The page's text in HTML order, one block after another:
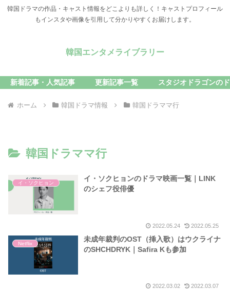
韓国ドラマの作品・キャスト情報をどこよりも詳しく！キャストプロフィール
もインスタや画像を引用して分かりやすくお届けします。
韓国エンタメライブラリー
新着記事・人気記事 更新記事一覧 スタジオドラゴンの
ホーム 韓国ドラマ情報 韓国ドラママ行
韓国ドラママ行
イ・ソクヒョン
イ・ソクヒョンのドラマ映画一覧｜LINK
のシェフ役俳優
2022.05.24 2022.05.25
Netflix
未成年裁判のOST（挿入歌）はウクライナ
のSHCHDRYK｜Safira Kも参加
2022.03.02 2022.03.07